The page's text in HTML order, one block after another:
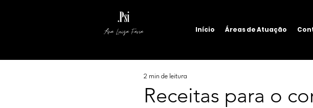
Ana Luiza Faria Início Áreas de Atuação
Receitas para o
2 min de leitura